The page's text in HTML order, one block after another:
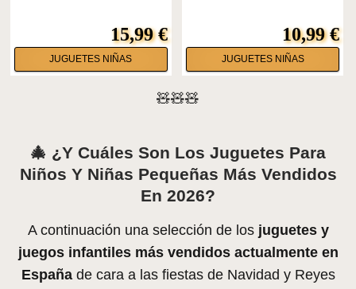
15,99 €
JUGUETES NIÑAS
10,99 €
JUGUETES NIÑAS
🧸🧸🧸
🎄 ¿Y Cuáles Son Los Juguetes Para
Niños Y Niñas Pequeñas Más Vendidos
En 2026?
A continuación una selección de los juguetes y
juegos infantiles más vendidos actualmente en
Españade cara a las fiestas de Navidad y Reyes